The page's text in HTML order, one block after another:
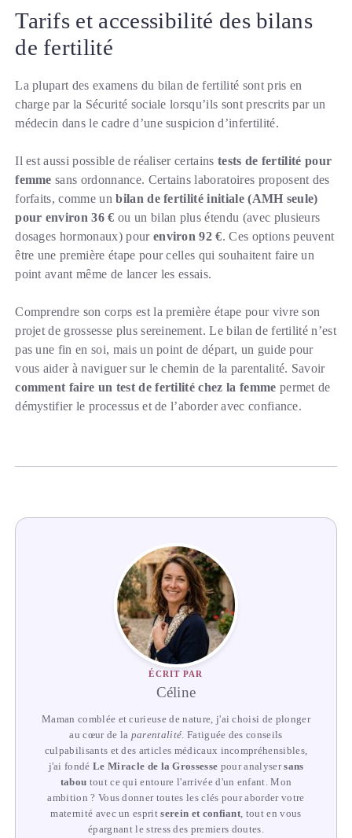
Tarifs et accessibilité des bilans
de fertilité
La plupart des examens du bilan de fertilité sont pris en
charge par la Sécurité sociale lorsqu’ils sont prescrits par un
médecin dans le cadre d’une suspicion d’infertilité.
Il est aussi possible de réaliser certains tests de fertilité pour
femme sans ordonnance. Certains laboratoires proposent des
forfaits, comme unbilan de fertilité initiale (AMH seule)
pour environ 36 € ou un bilan plus étendu (avec plusieurs
dosages hormonaux) pour environ 92 €. Ces options peuvent
être une première étape pour celles qui souhaitent faire un
point avant même de lancer les essais.
Comprendre son corps est la première étape pour vivre son
projet de grossesse plus sereinement. Le bilan de fertilité n’est
pas une fin en soi, mais un point de départ, un guide pour
vous aider à naviguer sur le chemin de la parentalité. Savoir
comment faire un test de fertilité chez la femme permet de
démystifier le processus et de l’aborder avec confiance.
ÉCRIT PAR
Céline
Maman comblée et curieuse de nature, j'ai choisi de plonger
au cœur de la parentalité . Fatiguée des conseils
culpabilisants et des articles médicaux incompréhensibles,
j'ai fondéLe Miracle de la Grossesse pour analysersans
tabou tout ce qui entoure l'arrivée d'un enfant. Mon
ambition ? Vous donner toutes les clés pour aborder votre
maternité avec un espritserein et confiant , tout en vous
épargnant le stress des premiers doutes.